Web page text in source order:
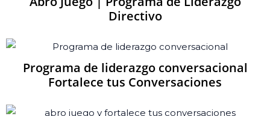
Directivo
Programa de liderazgo conversacional
Fortalece tus Conversaciones